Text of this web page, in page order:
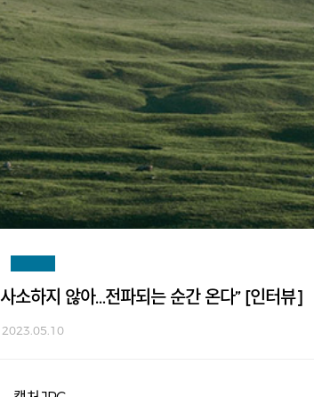
사소하지 않아…전파되는 순간 온다” [인터뷰]
2023.05.10